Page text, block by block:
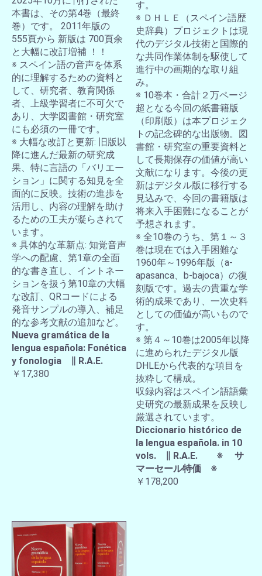
本書は、その第4巻（最終
巻）です。 2011年版の
555頁から 新版は 700頁余
と大幅に改訂増補 ！！
※ スペイン語の音声を体系
的に理解するための資料と
して、研究者、教育関係
者、上級学習者に不可欠で
あり、大学図書館・研究室
にも必須の一冊です。
※ 大幅な改訂と更新: 旧版以
降に進んだ最新の研究成
果、特に言語の「バリエー
ション」に関する知見を全
面的に反映。技術の進歩を
活用し、内容の理解を助け
るための工夫が凝らされて
います。
※ 具体的な革新点: 知覚音声
学への配慮、第1章の全面
的な書き直し、イントネー
ションを扱う第10章の大幅
な改訂、QRコードによる
発音サンプルの導入、補足
的な参考文献の追加など。
Nueva gramática de la
lengua española: Fonética
y fonologia ∥ R.A.E.
￥17,380
す。
※ ＤＨＬＥ（スペイン語歴
史辞典）プロジェクトは現
代のデジタル技術と国際的
な共同作業体制を駆使して
進行中の画期的な取り組
み。
※ 10巻本・合計２万ページ
超となる今回の紙書籍版
（印刷版）は本プロジェク
トの記念碑的な出版物。図
書館・研究室の重要資料と
して長期保存の価値が高い
文献になります。今後の更
新はデジタル版に移行する
見込みで、今回の書籍版は
将来入手困難になることが
予想されます。
※ 全10巻のうち、第１～３
巻は現在では入手困難な
1960年～1996年版（a-
apasanca、b-bajoca）の復
刻版です。過去の貴重な学
術的成果であり、一次史料
としての価値が高いもので
す。
※ 第４～10巻は2005年以降
に進められたデジタル版
DHLEから代表的な項目を
抜粋して構成。
収録内容はスペイン語語彙
史研究の最新成果を反映し
厳選されています。
Diccionario histórico de
la lengua española. in 10
vols. ∥ R.A.E. ※ サ
マーセール特価 ※
￥178,200